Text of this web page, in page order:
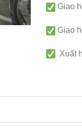
Giao
Giao
Xuất